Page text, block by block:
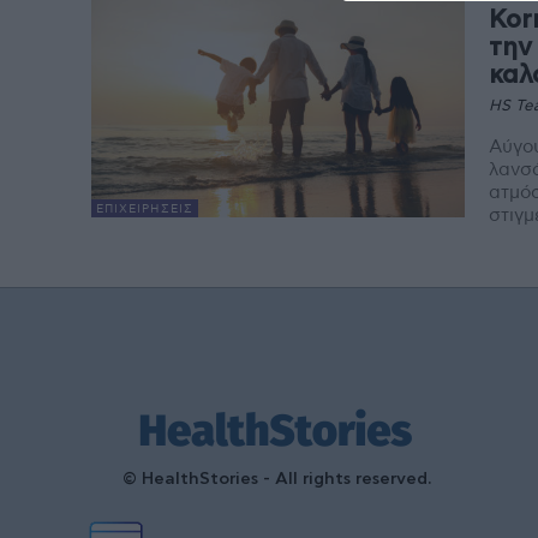
ΕΠΙΧΕΙΡΉΣΕΙΣ
HS
© HealthStories - All rights reserved.